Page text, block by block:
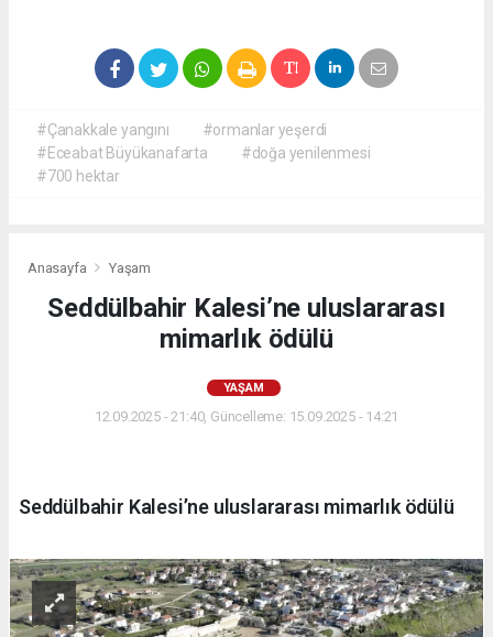
#Çanakkale yangını
#ormanlar yeşerdi
#Eceabat Büyükanafarta
#doğa yenilenmesi
#700 hektar
Anasayfa Yaşam
Seddülbahir Kalesi’ne uluslararası
mimarlık ödülü
YAŞAM
12.09.2025 - 21:40, Güncelleme: 15.09.2025 - 14:21
Seddülbahir Kalesi’ne uluslararası mimarlık ödülü